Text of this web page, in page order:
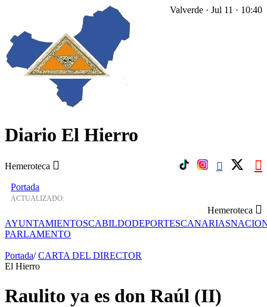
Diario El Hierro
Hemeroteca
Valverde · Jul 11 · 10:40
Portada
ACTUALIZADO:
Hemeroteca
AYUNTAMIENTOSCABILDODEPORTESCANARIAS
PARLAMENTO
Portada/ CARTA DEL DIRECTOR
El Hierro
Raulito ya es don Raúl (II)